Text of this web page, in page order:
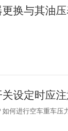
换与其油
何进行空车重车压